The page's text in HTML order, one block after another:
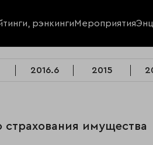
рэнкингиМероприятия
2016.6 2015
имущества